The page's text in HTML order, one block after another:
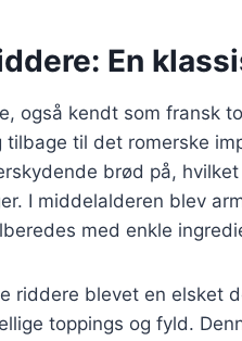
En
også kendt som fransk
til det romerske
brød på,
I middelalderen blev
med enkle
riddere blevet en elsket
toppings og fyld.